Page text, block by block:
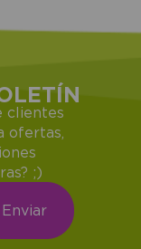
clientes
ofertas,
;)